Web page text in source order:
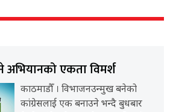
अभियानको एकता विमर्श
काठमाडौँ । विभाजनउन्मुख बनेको
कांग्रेसलाई एक बनाउने भन्दै बुधबार